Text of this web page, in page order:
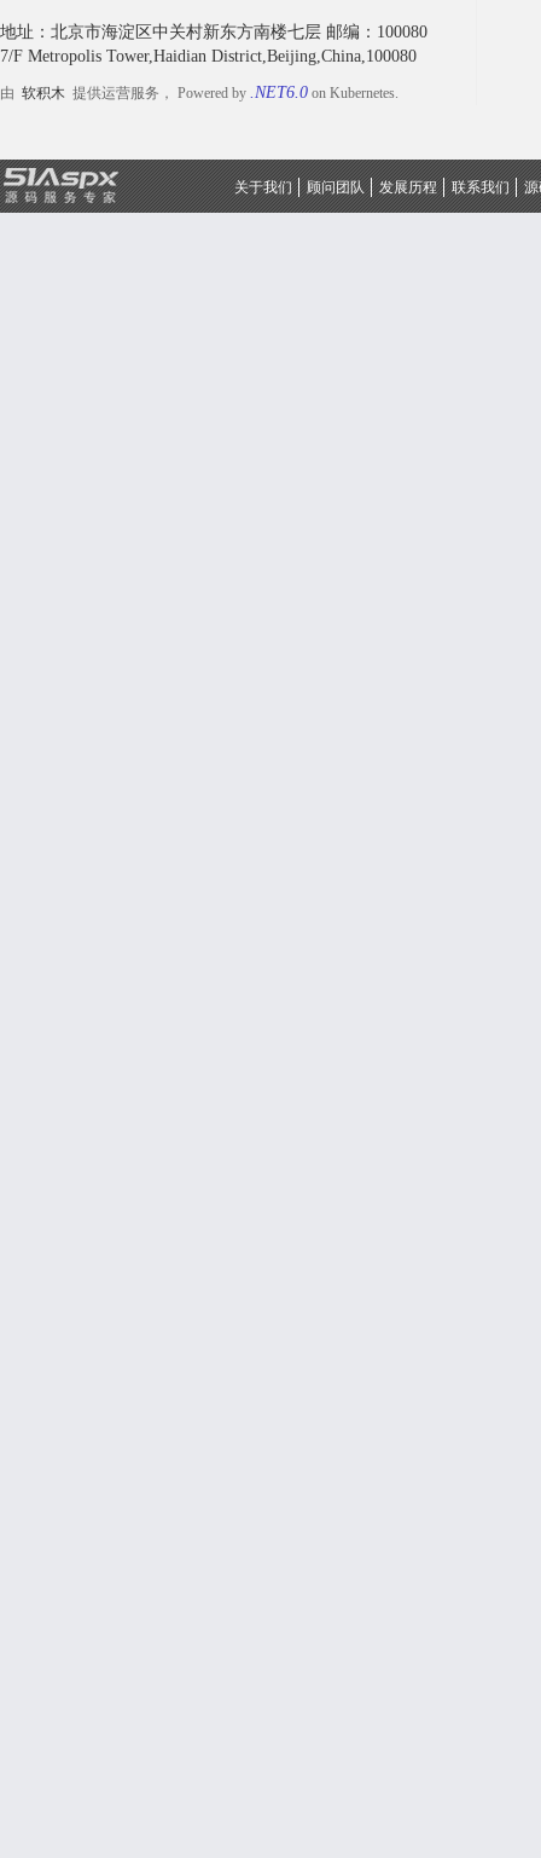
地址：北京市海淀区中关村新东方南楼七层 邮编：100080
7/F Metropolis Tower,Haidian District,Beijing,China,100080
由 软积木 提供运营服务， Powered by .NET6.0 on Kubernetes.
关于我们 顾问团队 发展历程 联系我们